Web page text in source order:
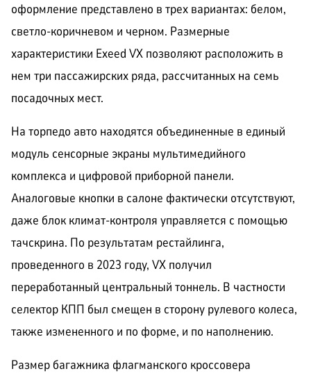
оформление представлено в трех вариантах: белом,
светло-коричневом и черном. Размерные
характеристики Exeed VX позволяют расположить в
нем три пассажирских ряда, рассчитанных на семь
посадочных мест.
На торпедо авто находятся объединенные в единый
модуль сенсорные экраны мультимедийного
комплекса и цифровой приборной панели.
Аналоговые кнопки в салоне фактически отсутствуют,
даже блок климат-контроля управляется с помощью
тачскрина. По результатам рестайлинга,
проведенного в 2023 году, VX получил
переработанный центральный тоннель. В частности
селектор КПП был смещен в сторону рулевого колеса,
также измененного и по форме, и по наполнению.
Размер багажника флагманского кроссовера